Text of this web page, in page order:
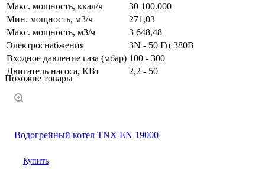
Макс. мощность, ккал/ч
30 100.000
Мин. мощность, м3/ч
271,03
Макс. мощность, м3/ч
3 648,48
Электроснабжения
3N - 50 Гц 380В
Входное давление газа (мбар) 100 - 300
Двигатель насоса, КВт
2,2 - 50
Похожие товары
Водогрейный котел TNX EN 19000
Купить